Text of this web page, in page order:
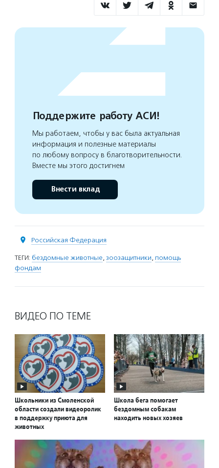
Поддержите работу АСИ!
Мы работаем, чтобы у вас была актуальная
информация и полезные материалы
по любому вопросу в благотворительности.
Вместе мы этого достигнем
Внести вклад
Российская Федерация
ТЕГИ: бездомные животные, зоозащитники, помощь
фондам
ВИДЕО ПО ТЕМЕ
Школьники из Смоленской
области создали видеоролик
в поддержку приюта для
животных
Школа бега помогает
бездомным собакам
находить новых хозяев